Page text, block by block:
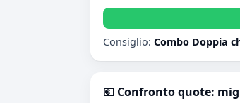
Consiglio: Combo Doppia
💶 Confronto quote: